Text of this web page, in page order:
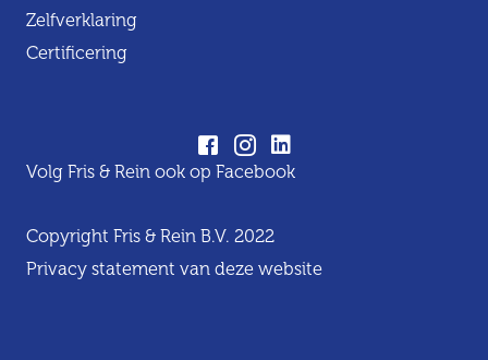
Zelfverklaring
Certificering
Volg Fris & Rein ook op Facebook
Copyright Fris & Rein B.V. 2022
Privacy statement van deze website